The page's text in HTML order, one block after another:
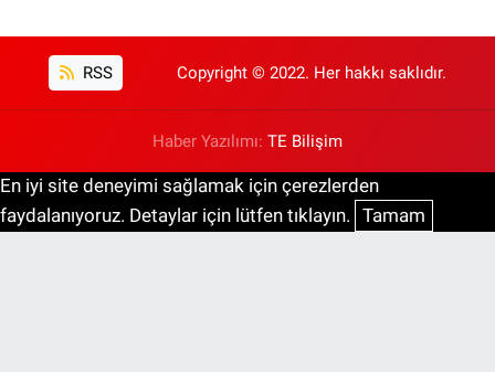
RSS Copyright © 2022. Her hakkı saklıdır.
Haber Yazılımı: TE Bilişim
En iyi site deneyimi sağlamak için çerezlerden
faydalanıyoruz. Detaylar için lütfen tıklayın. Tamam